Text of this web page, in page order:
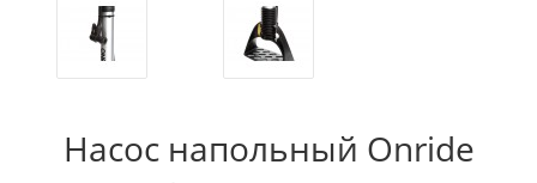
Насос напольный Onride